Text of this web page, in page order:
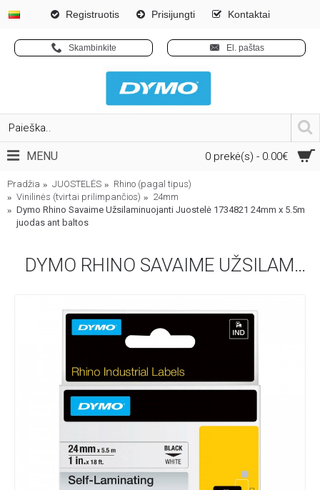
Registruotis Prisijungti Kontaktai
Skambinkite El. paštas
0 prekė(s) - 0.00€
MENU
Pradžia JUOSTELĖS
Rhino (pagal tipus)
Vinilinės (tvirtai prilimpančios)
24mm
Dymo Rhino Savaime Užsilaminuojanti Juostelė 1734821 24mm x 5.5m
juodas ant baltos
DYMO RHINO SAVAIME UŽSILAMINUOJANTI JUOSTELĖ 1734821 24MM X 5.5M JUODAS ANT BALTOS